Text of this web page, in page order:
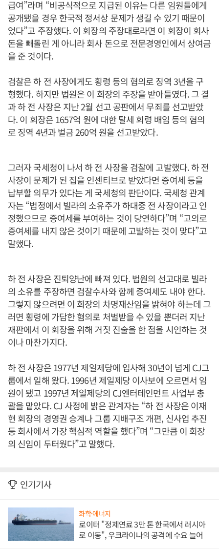
급여”라며 “비공식적으로 지급된 이유는 다른 임원들에게
공개됐을 경우 한국적 정서상 문제가 생길 수 있기 때문이
었다”고 주장했다. 이 회장의 주장대로라면 이 회장이 회사
돈을 빼돌린 게 아니라 회사 돈으로 전문경영인에서 상여금
을 준 것이다.
검찰은 하 전 사장에게도 횡령 등의 혐의로 징역 3년을 구
형했다. 하지만 법원은 이 회장의 주장을 받아들였다. 그 결
과 하 전 사장은 지난 2월 선고 공판에서 무죄를 선고받았
다. 이 회장은 1657억 원에 대한 탈세 회령 배임 등의 혐의
로 징역 4년과 벌금 260억 원을 선고받았다.
그러자 국세청이 나서 하 전 사장을 검찰에 고발했다. 하 전
사장이 문제가 된 집을 인센티브로 받았다면 증여세 등을
납부할 의무가 있다는 게 국세청의 판단이다. 국세청 관계
자는 “법정에서 빌라의 소유주가 하대중 전 사장이라고 인
정했으므로 증여세를 부여하는 것이 당연하다”며 “고의로
증여세를 내지 않은 것이기 때문에 고발하는 것이 맞다”고
말했다.
하 전 사장은 진퇴양난에 빠져 있다. 법원의 선고대로 빌라
의 소유를 주장하면 검찰수사와 함께 증여세도 내야 한다.
그렇지 않으려면 이 회장의 차명재산임을 밝혀야 하는데 그
러면 횡령에 가담한 혐의로 처벌받을 수 있을 뿐더러 지난
재판에서 이 회장을 위해 거짓 진술을 한 점을 시인하는 것
이나 마찬가지다.
하 전 사장은 1977년 제일제당에 입사해 30년이 넘게 CJ그
룹에서 일해 왔다. 1996년 제일제당 이사보에 오르면서 임
원이 됐고 1997년 제일제당의 CJ엔터테인먼트 사업부 총
괄을 맡았다. CJ 사정에 밝은 관계자는 “하 전 사장은 이재
현 회장의 경영권 승계나 그룹 지배구조 개편, 신사업 추진
등 회사에서 가장 핵심적 역할을 했다”며 “그만큼 이 회장
의 신임이 두터웠다”고 말했다.
인기기사
화학·에너지
로이터 "정제연료 3만 톤 한국에서 러시아
로 이동", 우크라이나의 공격에 수요 늘어